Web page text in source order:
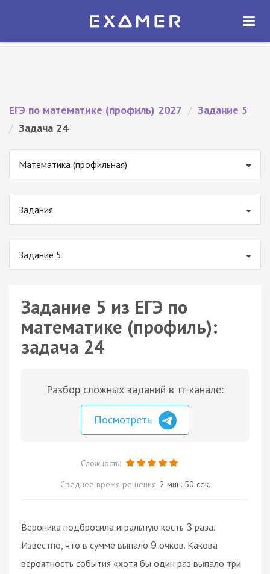
Экзамер — ЕГЭ 2027
ОТКРЫТЬ
ЕГЭ по математике (профиль) 2027 / Задание 5
/ Задача 24
Математика (профильная)
Задания
Задание 5
Задание 5 из ЕГЭ по
математике (профиль):
задача 24
Разбор сложных заданий в тг-канале:
Посмотреть
Сложность:
Среднее время решения: 2 мин. 50 сек.
Вероника подбросила игральную кость 3 раза.
Известно, что в сумме выпало 9 очков. Какова
вероятность события «хотя бы один раз выпало три